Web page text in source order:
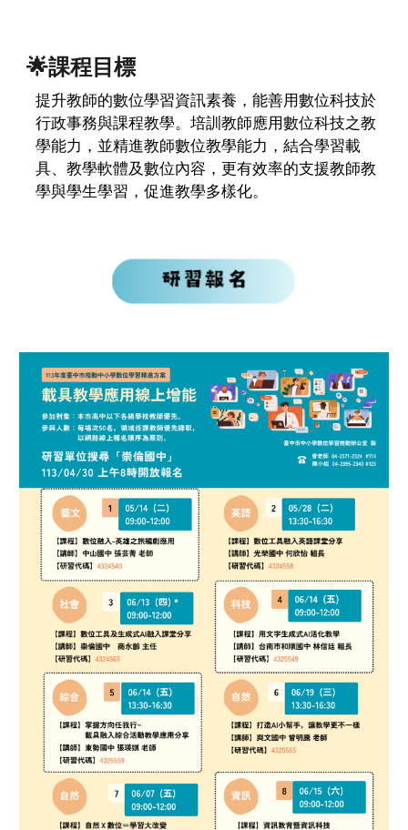
🌟課程目標
提升教師的數位學習資訊素養，能善用數位科技於
行政事務與課程教學。培訓教師應用數位科技之教
學能力，並精進教師數位教學能力，結合學習載
具、教學軟體及數位內容，更有效率的支援教師教
學與學生學習，促進教學多樣化。